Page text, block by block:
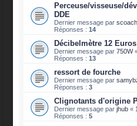
Perceuse/visseuse/
DDE
Dernier message parscoach
Réponses :14
Décibelmètre 12 Euros
Dernier message par750W
Réponses :13
ressort de fourche
Dernier message par
Réponses :3
Clignotants d'origine
Dernier message parjhub «
Réponses :5